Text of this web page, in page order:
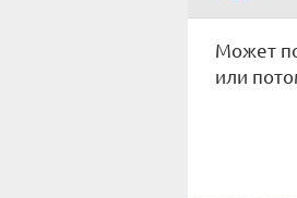
Может
или